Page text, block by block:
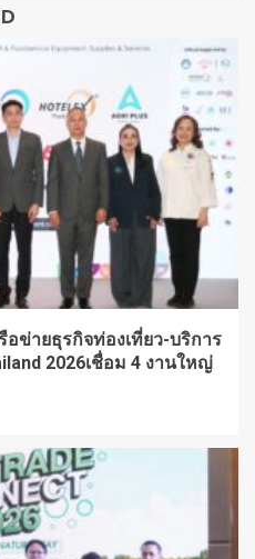
ข่ายธุรกิจท่องเที่ยว-บริการ
2026เชื่อม 4 งานใหญ่